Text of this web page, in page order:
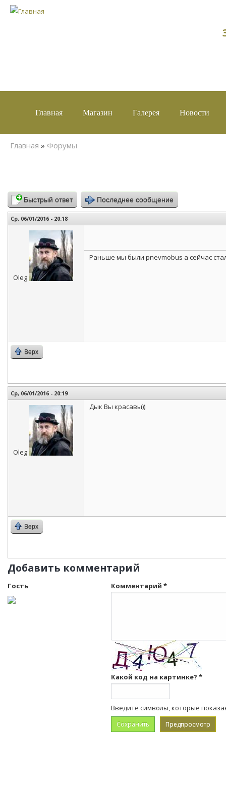
Главная Магазин Галерея Новости
Вы здесь
Главная » Форумы
Быстрый ответ Последнее сообщение
Ср, 06/01/2016 - 20:18
Oleg
Раньше мы были pnevmobus а сейчас
Верх
Ср, 06/01/2016 - 20:19
Oleg
Дык Вы красавы))
Верх
Добавить комментарий
Гость Комментарий *
Какой код на картинке? *
Введите символы, которые